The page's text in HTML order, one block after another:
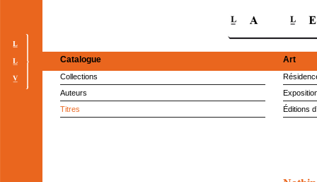
Catalogue
Collections
Auteurs
Titres
Art
Éditions